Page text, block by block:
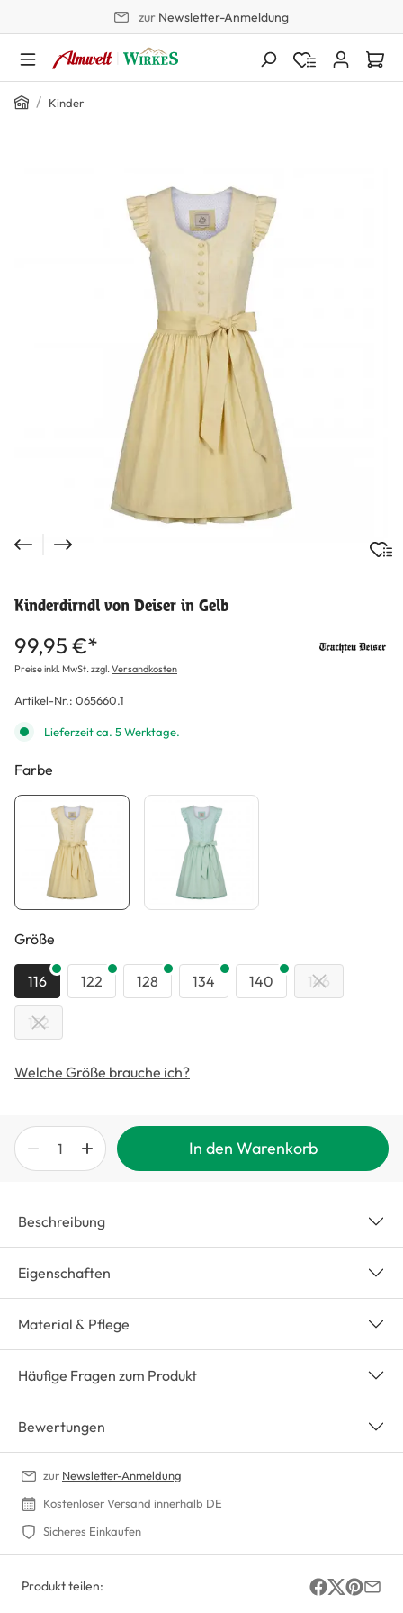
zur Newsletter-Anmeldung
Home
/ Kinder
Kinderdirndl von Deiser in Gelb
99,95 €*
Preise inkl. MwSt. zzgl.Versandkosten
Artikel-Nr.: 065660.1
Lieferzeit ca. 5 Werktage.
Farbe
Größe
116 122 128 134 140 146
152
Welche Größe brauche ich?
In den Warenkorb
Beschreibung
Eigenschaften
Material & Pflege
Häufige Fragen zum Produkt
Bewertungen
zur Newsletter-Anmeldung
Kostenloser Versand innerhalb DE
Sicheres Einkaufen
Produkt teilen: